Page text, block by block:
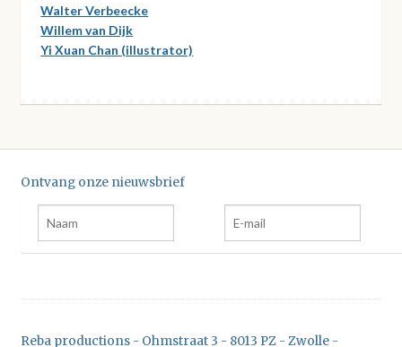
Walter Verbeecke
Willem van Dijk
Yi Xuan Chan (illustrator)
Ontvang onze nieuwsbrief
Reba productions - Ohmstraat 3 - 8013 PZ - Zwolle -